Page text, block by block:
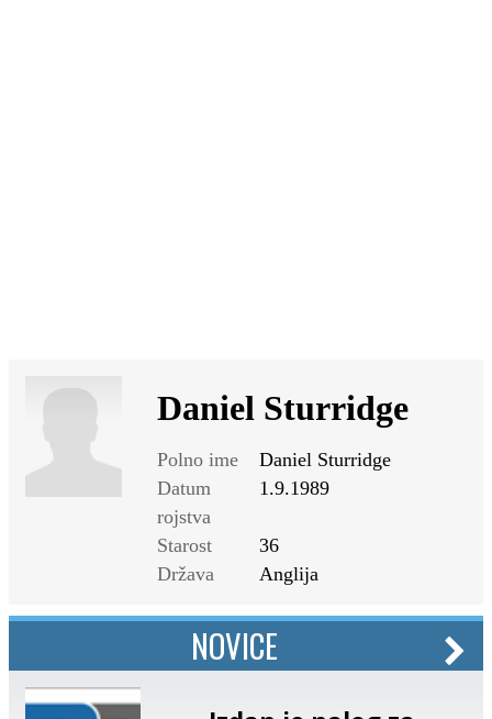
Daniel Sturridge
Polno ime
Daniel Sturridge
Datum
rojstva
1.9.1989
Starost
36
Država
Anglija
NOVICE